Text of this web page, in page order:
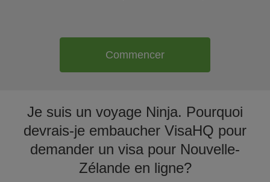
Commencer
Je suis un voyage Ninja. Pourquoi
devrais-je embaucher VisaHQ pour
demander un visa pour Nouvelle-
Zélande en ligne?